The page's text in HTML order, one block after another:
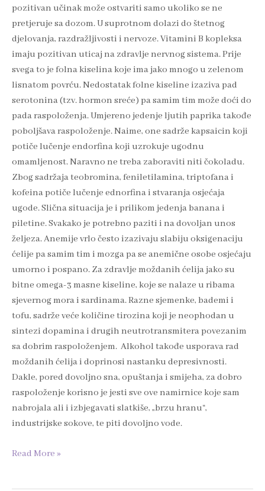
pozitivan učinak može ostvariti samo ukoliko se ne
pretjeruje sa dozom. U suprotnom dolazi do štetnog
djelovanja, razdražljivosti i nervoze. Vitamini B kopleksa
imaju pozitivan uticaj na zdravlje nervnog sistema. Prije
svega to je folna kiselina koje ima jako mnogo u zelenom
lisnatom povrću. Nedostatak folne kiseline izaziva pad
serotonina (tzv. hormon sreće) pa samim tim može doći do
pada raspoloženja. Umjereno jedenje ljutih paprika takođe
poboljšava raspoloženje. Naime, one sadrže kapsaicin koji
potiče lučenje endorfina koji uzrokuje ugodnu
omamljenost. Naravno ne treba zaboraviti niti čokoladu.
Zbog sadržaja teobromina, feniletilamina, triptofana i
kofeina potiče lučenje ednorfina i stvaranja osjećaja
ugode. Slična situacija je i prilikom jedenja banana i
piletine. Svakako je potrebno paziti i na dovoljan unos
željeza. Anemije vrlo često izazivaju slabiju oksigenaciju
ćelije pa samim tim i mozga pa se anemične osobe osjećaju
umorno i pospano. Za zdravlje moždanih ćelija jako su
bitne omega-3 masne kiseline, koje se nalaze u ribama
sjevernog mora i sardinama. Razne sjemenke, bademi i
tofu, sadrže veće količine tirozina koji je neophodan u
sintezi dopamina i drugih neutrotransmitera povezanim
sa dobrim raspoloženjem. Alkohol takođe usporava rad
moždanih ćelija i doprinosi nastanku depresivnosti.
Dakle, pored dovoljno sna, opuštanja i smijeha, za dobro
raspoloženje korisno je jesti sve ove namirnice koje sam
nabrojala ali i izbjegavati slatkiše, „brzu hranu“,
industrijske sokove, te piti dovoljno vode.
Read More »